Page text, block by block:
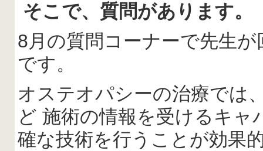
そこで、質問があります。
8月の質問コーナーで先生
です。
オステオパシーの治療では
ど 施術の情報を受けるキ
確な技術を行うことが効果